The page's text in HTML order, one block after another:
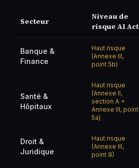
Secteur
Niveau de
risque AI Act
Banque &
Finance
Haut risque
(Annexe III,
point 5b)
Santé &
Hôpitaux
Haut risque
(Annexe II,
section A +
Annexe III, point
5a)
Droit &
Juridique
Haut risque
(Annexe III,
point 8)